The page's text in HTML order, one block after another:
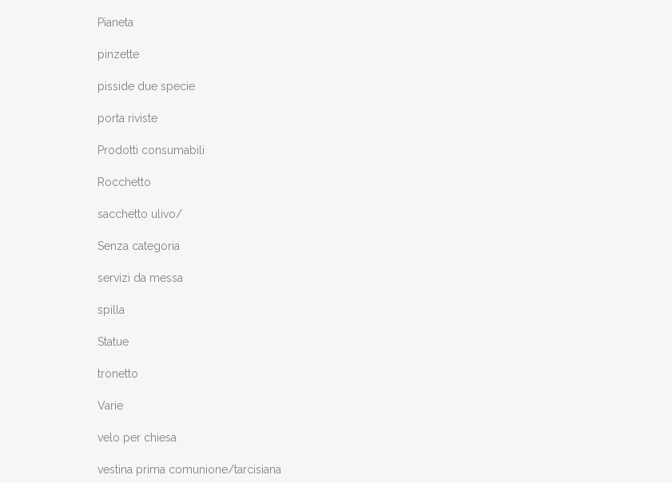
Pianeta
pinzette
pisside due specie
porta riviste
Prodotti consumabili
Rocchetto
sacchetto ulivo/
Senza categoria
servizi da messa
spilla
Statue
tronetto
Varie
velo per chiesa
vestina prima comunione/tarcisiana